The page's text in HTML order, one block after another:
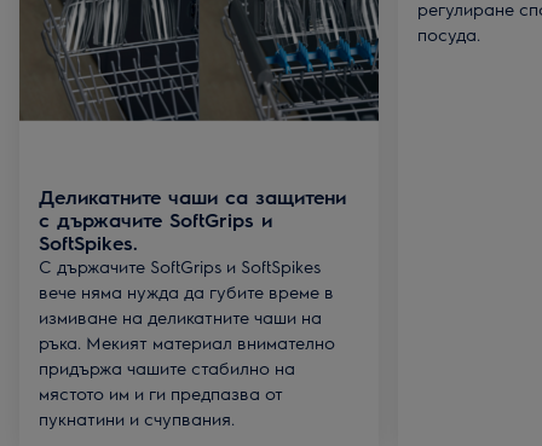
Деликатните чаши са защитени
с държачите SoftGrips и
SoftSpikes.
С държачите SoftGrips и SoftSpikes
вече няма нужда да губите време в
измиване на деликатните чаши на
ръка. Мекият материал внимателно
придържа чашите стабилно на
мястото им и ги предпазва от
пукнатини и счупвания.
регулиране
посуда.